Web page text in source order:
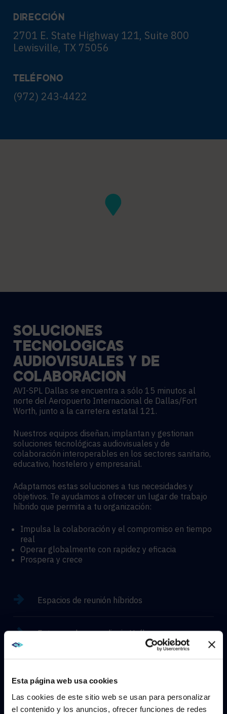
Esta página web usa cookies
Las cookies de este sitio web se usan para personalizar
el contenido y los anuncios, ofrecer funciones de redes
DIRECCIÓN
2701 E. State Highway 121, Suite 800
Lewisville, TX 75056
TELÉFONO
(972) 243-4422
SOLUCIONES
TECNOLÓGICAS
AUDIOVISUALES Y DE
COLABORACIÓN
AVI-SPL Dallas se encuentra a sólo 15 minutos al
norte del Aeropuerto Internacional de Dallas/Fort
Worth, junto a la carretera estatal 121.
Nuestros equipos diseñan, implantan y gestionan
soluciones tecnológicas audiovisuales y de
colaboración interoperables en los sectores sanitario,
educativo, hostelero y empresarial.
Adaptamos estas soluciones a tus necesidades y
objetivos. Te ayudamos a ofrecer un lugar de trabajo
híbrido que permita a tu organización:
Impulsa la colaboración y el compromiso en tiempo
real
Operar globalmente con rapidez y eficacia
Prospera y crece
Espacios de reunión híbridos
Entornos de aprendizaje Hyflex